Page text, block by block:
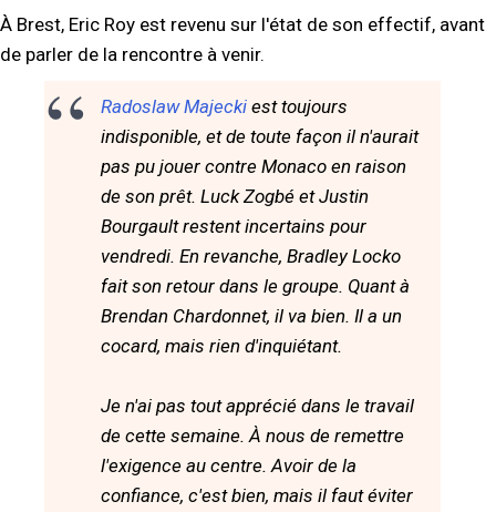
À Brest, Eric Roy est revenu sur l'état de son effectif, avant
de parler de la rencontre à venir.
Radoslaw Majecki est toujours
indisponible, et de toute façon il n'aurait
pas pu jouer contre Monaco en raison
de son prêt. Luck Zogbé et Justin
Bourgault restent incertains pour
vendredi. En revanche, Bradley Locko
fait son retour dans le groupe. Quant à
Brendan Chardonnet, il va bien. Il a un
cocard, mais rien d'inquiétant.
Je n'ai pas tout apprécié dans le travail
de cette semaine. À nous de remettre
l'exigence au centre. Avoir de la
confiance, c'est bien, mais il faut éviter